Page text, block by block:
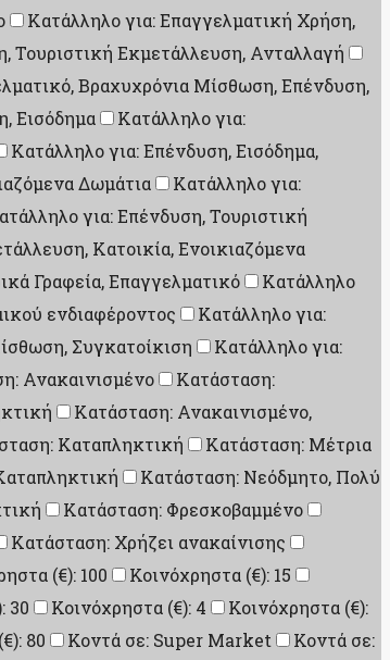
Κατάλληλο για: Επαγγελματική Χρήση,
Τουριστική Εκμετάλλευση, Ανταλλαγή
Βραχυχρόνια Μίσθωση, Επένδυση,
Εισόδημα
Κατάλληλο για:
Κατάλληλο για: Επένδυση, Εισόδημα,
Δωμάτια
Κατάλληλο για:
για: Επένδυση, Τουριστική
Κατοικία, Ενοικιαζόμενα
Γραφεία, Επαγγελματικό
Κατάλληλο
ενδιαφέροντος
Κατάλληλο για:
Συγκατοίκιση
Κατάλληλο για:
Ανακαινισμένο
Κατάσταση:
Κατάσταση: Ανακαινισμένο,
Καταπληκτική
Κατάσταση: Μέτρια
Κατάσταση: Νεόδμητο, Πολύ
Κατάσταση: Φρεσκοβαμμένο
Κατάσταση: Χρήζει ανακαίνισης
(€): 100
Κοινόχρηστα (€): 15
30 Κοινόχρηστα (€): 4
Κοινόχρηστα (€):
80 Κοντά σε: Super Market
Κοντά σε: